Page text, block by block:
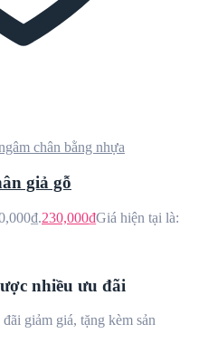
chân bằng nhựa
giả gỗ
230,000₫Giá hiện tại là:
nhiều ưu đãi
giảm giá, tặng kèm sản